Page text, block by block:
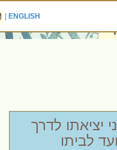
ENGLISH
|
לדרך
לביתו